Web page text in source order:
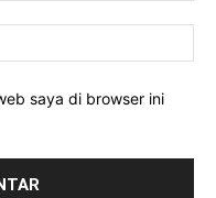
saya di browser ini